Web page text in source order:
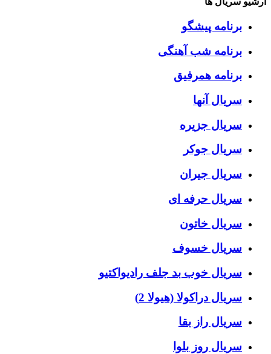
برنامه پیشگو
برنامه شب آهنگی
برنامه همرفیق
سریال آنها
سریال جزیره
سریال جوکر
سریال جیران
سریال حرفه ای
سریال خاتون
سریال خسوف
سریال خوب بد جلف رادیواکتیو
سریال دراکولا (هیولا 2)
سریال راز بقا
سریال روز بلوا